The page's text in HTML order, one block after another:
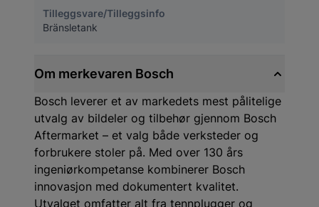
Tilleggsvare/Tilleggsinfo
Bränsletank
Om merkevaren Bosch
Bosch leverer et av markedets mest pålitelige
utvalg av bildeler og tilbehør gjennom Bosch
Aftermarket – et valg både verksteder og
forbrukere stoler på. Med over 130 års
ingeniørkompetanse kombinerer Bosch
innovasjon med dokumentert kvalitet.
Utvalget omfatter alt fra tennplugger og